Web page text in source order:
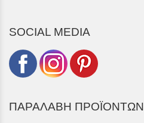
SOCIAL MEDIA
ΠΑΡΑΛΑΒΗ ΠΡΟΪΟΝΤΩΝ